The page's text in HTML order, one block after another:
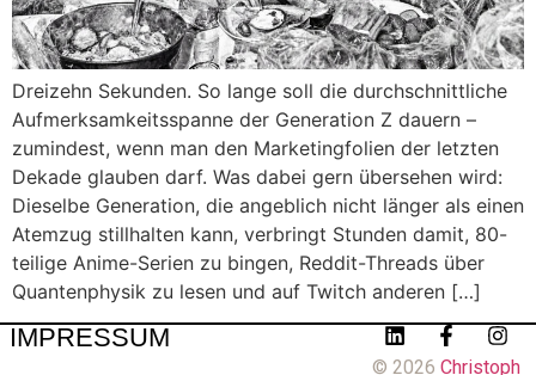
Dreizehn Sekunden. So lange soll die durchschnittliche
Aufmerksamkeitsspanne der Generation Z dauern –
zumindest, wenn man den Marketingfolien der letzten
Dekade glauben darf. Was dabei gern übersehen wird:
Dieselbe Generation, die angeblich nicht länger als einen
Atemzug stillhalten kann, verbringt Stunden damit, 80-
teilige Anime-Serien zu bingen, Reddit-Threads über
Quantenphysik zu lesen und auf Twitch anderen […]
IMPRESSUM
© 2026Christoph